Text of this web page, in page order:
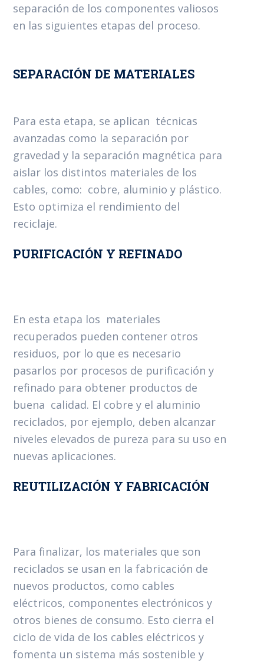
separación de los componentes valiosos
en las siguientes etapas del proceso.
SEPARACIÓN DE MATERIALES
Para esta etapa, se aplican técnicas
avanzadas como la separación por
gravedad y la separación magnética para
aislar los distintos materiales de los
cables, como: cobre, aluminio y plástico.
Esto optimiza el rendimiento del
reciclaje.
PURIFICACIÓN Y REFINADO
En esta etapa los materiales
recuperados pueden contener otros
residuos, por lo que es necesario
pasarlos por procesos de purificación y
refinado para obtener productos de
buena calidad. El cobre y el aluminio
reciclados, por ejemplo, deben alcanzar
niveles elevados de pureza para su uso en
nuevas aplicaciones.
REUTILIZACIÓN Y FABRICACIÓN
Para finalizar, los materiales que son
reciclados se usan en la fabricación de
nuevos productos, como cables
eléctricos, componentes electrónicos y
otros bienes de consumo. Esto cierra el
ciclo de vida de los cables eléctricos y
fomenta un sistema más sostenible y